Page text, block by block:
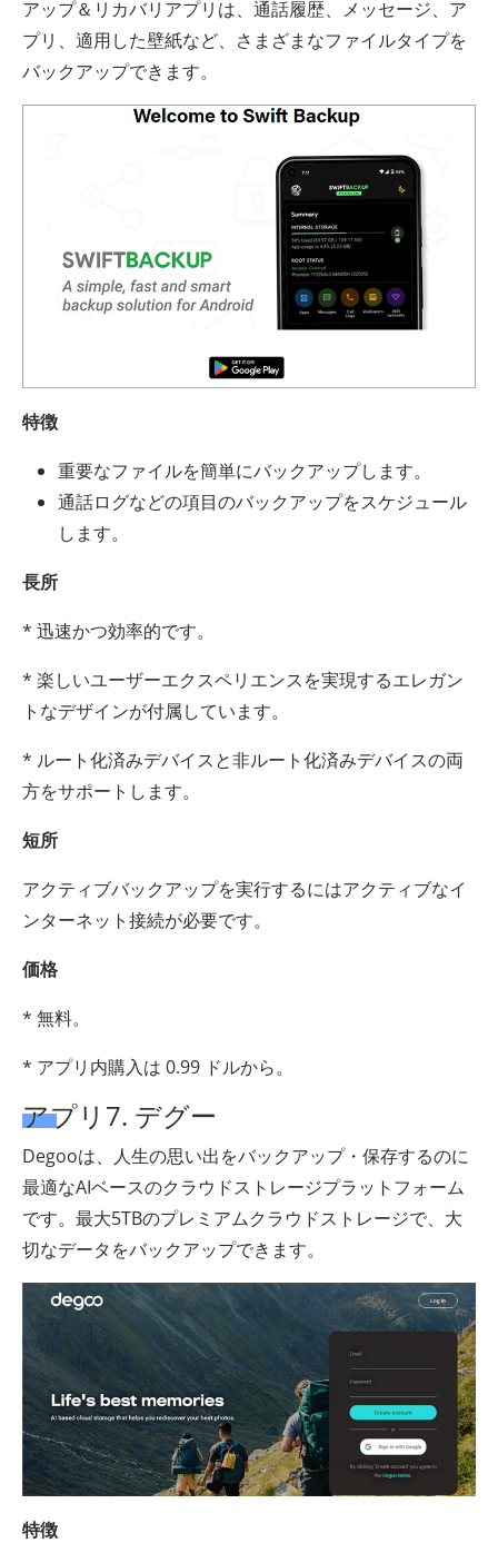
アップ＆リカバリアプリは、通話履歴、メッセージ、ア
プリ、適用した壁紙など、さまざまなファイルタイプを
バックアップできます。
特徴
重要なファイルを簡単にバックアップします。
通話ログなどの項目のバックアップをスケジュール
します。
長所
* 迅速かつ効率的です。
* 楽しいユーザーエクスペリエンスを実現するエレガン
トなデザインが付属しています。
* ルート化済みデバイスと非ルート化済みデバイスの両
方をサポートします。
短所
アクティブバックアップを実行するにはアクティブなイ
ンターネット接続が必要です。
価格
* 無料。
* アプリ内購入は 0.99 ドルから。
アプリ7. デグー
Degooは、人生の思い出をバックアップ・保存するのに
最適なAIベースのクラウドストレージプラットフォーム
です。最大5TBのプレミアムクラウドストレージで、大
切なデータをバックアップできます。
特徴